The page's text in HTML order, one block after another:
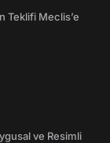
Teklifi Meclis’e
ve Resimli